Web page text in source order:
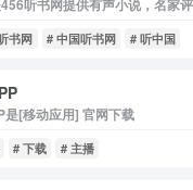
书网 # 中国听书网 # 听中国
是[移动应用] 官网下载
# 下载 # 主播